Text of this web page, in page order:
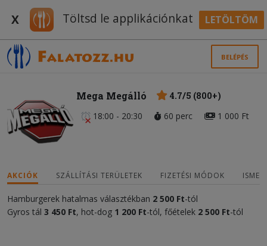
X Töltsd le applikációnkat LETÖLTÖM
BELÉPÉS
Mega Megálló
4.7/5 (800+)
18:00 - 20:30
60 perc 1 000 Ft
AKCIÓK SZÁLLÍTÁSI TERÜLETEK FIZETÉSI MÓDOK
Hamburgerek hatalmas választékban 2 500 Ft-tól
Gyros tál 3 450 Ft, hot-dog 1 200 Ft-tól, főételek 2 500 Ft-tól